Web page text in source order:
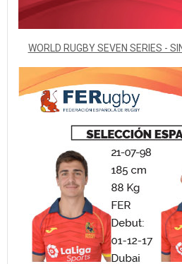
WORLD RUGBY SEVEN SERIES -